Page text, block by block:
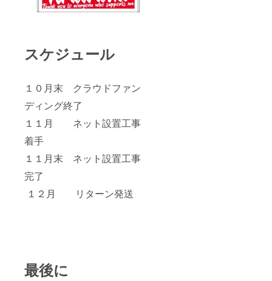
スケジュール
１０月末 クラウドファン
ディング終了
１１月 ネット設置工事
着手
１１月末 ネット設置工事
完了
１２月 リターン発送
最後に